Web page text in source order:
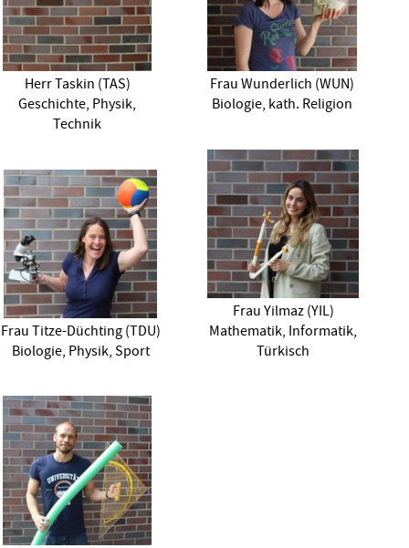
Herr Taskin (TAS)
Geschichte, Physik,
Technik
Frau Titze-Düchting (TDU)
Biologie, Physik, Sport
Frau Wunderlich (WUN)
Biologie, kath. Religion
Frau Yilmaz (YIL)
Mathematik, Informatik,
Türkisch